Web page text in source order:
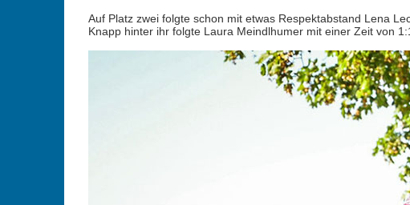
Auf Platz zwei folgte schon mit etwas Respektabstand Lena
Knapp hinter ihr folgte Laura Meindlhumer mit einer Zeit von